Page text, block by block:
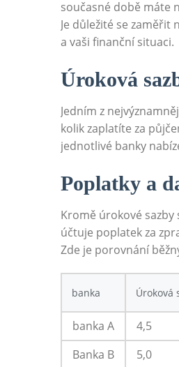
současné době ⁣máte
Je důležité se
a vaši‌ finanční situaci.
Úroková​
Jedním z
kolik zaplatíte za
jednotlivé banky
Poplatky a
Kromě úrokové
účtuje poplatek za
Zde je​ porovnání
banka Úroková
banka A 4,5
Banka B
5,0